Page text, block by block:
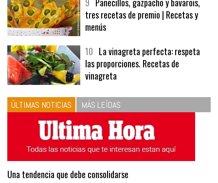
tres recetas de premio | Recetas y
menús
10 La vinagreta perfecta: respeta
las proporciones. Recetas de
vinagreta
ÚLTIMAS NOTICIAS MÁS LEÍDAS
Una tendencia que debe consolidarse